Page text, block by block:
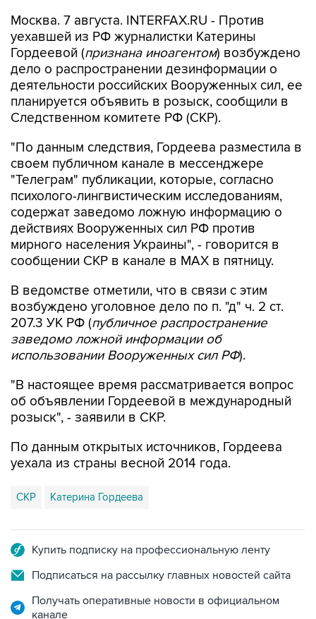
Москва. 7 августа. INTERFAX.RU - Против
уехавшей из РФ журналистки Катерины
Гордеевой (признана иноагентом) возбуждено
дело о распространении дезинформации о
деятельности российских Вооруженных сил, ее
планируется объявить в розыск, сообщили в
Следственном комитете РФ (СКР).
"По данным следствия, Гордеева разместила в
своем публичном канале в мессенджере
"Телеграм" публикации, которые, согласно
психолого-лингвистическим исследованиям,
содержат заведомо ложную информацию о
действиях Вооруженных сил РФ против
мирного населения Украины", - говорится в
сообщении СКР в канале в MAX в пятницу.
В ведомстве отметили, что в связи с этим
возбуждено уголовное дело по п. "д" ч. 2 ст.
207.3 УК РФ (публичное распространение
заведомо ложной информации об
использовании Вооруженных сил РФ).
"В настоящее время рассматривается вопрос
об объявлении Гордеевой в международный
розыск", - заявили в СКР.
По данным открытых источников, Гордеева
уехала из страны весной 2014 года.
СКР Катерина Гордеева
Купить подписку на профессиональную ленту
Подписаться на рассылку главных новостей сайта
Получать оперативные новости в официальном
канале